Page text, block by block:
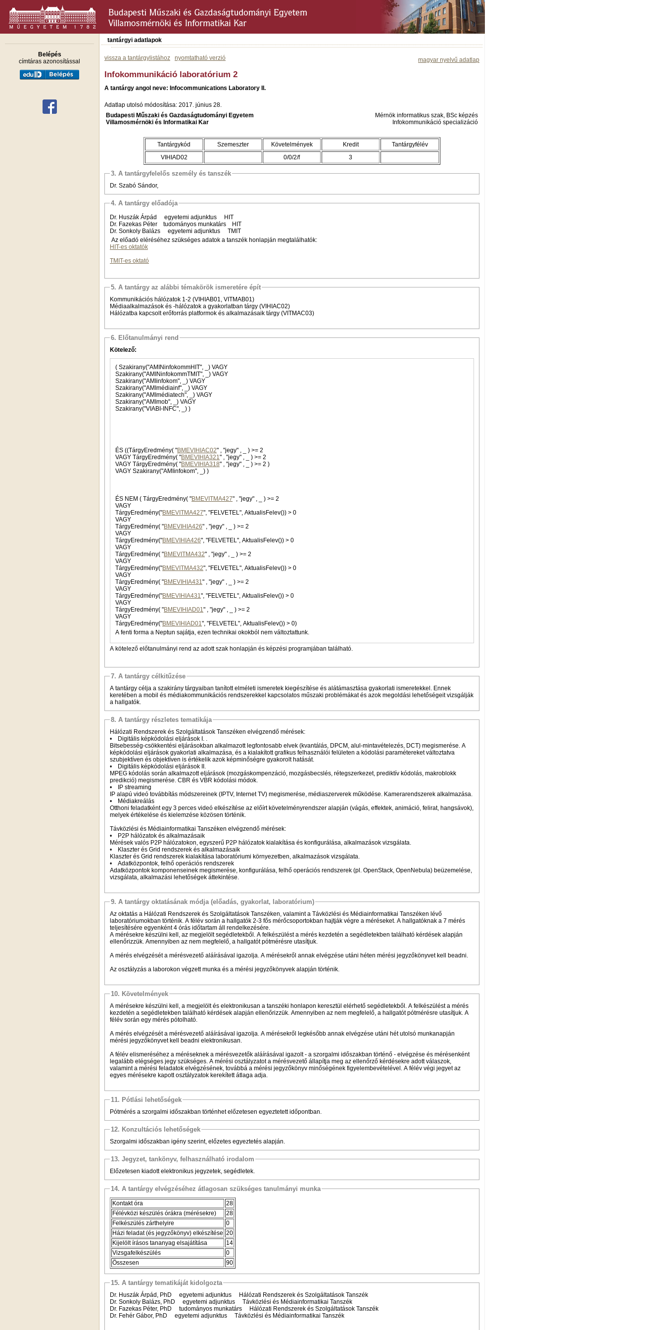
Belépés
címtáras azonosítással
tantárgyi adatlapok
magyar nyelvű adatlap
vissza a tantárgylistához nyomtatható verzió
Infokommunikáció laboratórium 2
A tantárgy angol neve: Infocommunications Laboratory II.
Adatlap utolsó módosítása: 2017. június 28.
Budapesti Műszaki és Gazdaságtudományi Egyetem
Villamosmérnöki és Informatikai Kar
Mérnök informatikus szak, BSc képzés
Infokommunikáció specializáció
Tantárgykód Szemeszter Követelmények Kredit
Tantárgyfélév
VIHIAD02
0/0/2/f 3
3. A tantárgyfelelős személy és tanszék
Dr. Szabó Sándor,
4. A tantárgy előadója
Dr. Huszák Árpád egyetemi adjunktus HIT
Dr. Fazekas Péter tudományos munkatárs HIT
Dr. Sonkoly Balázs egyetemi adjunktus TMIT
Az előadó eléréséhez szükséges adatok a tanszék honlapján megtalálhatók:
HIT-es oktatók
TMIT-es oktató
5. A tantárgy az alábbi témakörök ismeretére épít
Kommunikációs hálózatok 1-2 (VIHIAB01, VITMAB01)
Médiaalkalmazások és -hálózatok a gyakorlatban tárgy (VIHIAC02)
Hálózatba kapcsolt erőforrás platformok és alkalmazásaik tárgy (VITMAC03)
6. Előtanulmányi rend
Kötelező:
( Szakirany("AMINinfokommHIT", _) VAGY
Szakirany("AMINinfokommTMIT", _) VAGY
Szakirany("AMIinfokom", _) VAGY
Szakirany("AMImédiainf", _) VAGY
Szakirany("AMImédiatech", _) VAGY
Szakirany("AMImob", _) VAGY
Szakirany("VIABI-INFC", _) )
ÉS ((TárgyEredmény( "BMEVIHIAC02
" , "jegy" , _ ) >= 2
VAGY TárgyEredmény( "BMEVIHIA321
" , "jegy" , _ ) >= 2
VAGY TárgyEredmény( "BMEVIHIA318
" , "jegy" , _ ) >= 2 )
VAGY Szakirany("AMIinfokom", _) )
ÉS NEM ( TárgyEredmény( "BMEVITMA427
" , "jegy" , _ ) >= 2
VAGY
TárgyEredmény("BMEVITMA427", "FELVETEL", AktualisFelev()) > 0
VAGY
TárgyEredmény( "BMEVIHIA426
" , "jegy" , _ ) >= 2
VAGY
TárgyEredmény("BMEVIHIA426", "FELVETEL", AktualisFelev()) > 0
VAGY
TárgyEredmény( "BMEVITMA432
" , "jegy" , _ ) >= 2
VAGY
TárgyEredmény("BMEVITMA432", "FELVETEL", AktualisFelev()) > 0
VAGY
TárgyEredmény( "BMEVIHIA431
" , "jegy" , _ ) >= 2
VAGY
TárgyEredmény("BMEVIHIA431", "FELVETEL", AktualisFelev()) > 0
VAGY
TárgyEredmény( "BMEVIHIAD01
" , "jegy" , _ ) >= 2
VAGY
TárgyEredmény("BMEVIHIAD01", "FELVETEL", AktualisFelev()) > 0)
A fenti forma a Neptun sajátja, ezen technikai okokból nem változtattunk.
A kötelező előtanulmányi rend az adott szak honlapján és képzési programjában található.
7. A tantárgy célkitűzése
A tantárgy célja a szakirány tárgyaiban tanított elméleti ismeretek kiegészítése és alátámasztása gyakorlati ismeretekkel. Ennek
keretében a mobil és médiakommunikációs rendszerekkel kapcsolatos műszaki problémákat és azok megoldási lehetőségeit vizsgálják
a hallgatók.
8. A tantárgy részletes tematikája
Hálózati Rendszerek és Szolgáltatások Tanszéken elvégzendő mérések:
• Digitális képkódolási eljárások I. .
Bitsebesség-csökkentési eljárásokban alkalmazott legfontosabb elvek (kvantálás, DPCM, alul-mintavételezés, DCT) megismerése. A
képkódolási eljárások gyakorlati alkalmazása, és a kialakított grafikus felhasználói felületen a kódolási paramétereket változtatva
szubjektíven és objektíven is értékelik azok képminőségre gyakorolt hatását.
• Digitális képkódolási eljárások II.
MPEG kódolás során alkalmazott eljárások (mozgáskompenzáció, mozgásbecslés, rétegszerkezet, prediktív kódolás, makroblokk
predikció) megismerése. CBR és VBR kódolási módok.
• IP streaming
IP alapú videó továbbítás módszereinek (IPTV, Internet TV) megismerése, médiaszerverek működése. Kamerarendszerek alkalmazása.
• Médiakreálás
Otthoni feladatként egy 3 perces videó elkészítése az előírt követelményrendszer alapján (vágás, effektek, animáció, felirat, hangsávok),
melyek értékelése és kielemzése közösen történik.
Távközlési és Médiainformatikai Tanszéken elvégzendő mérések:
• P2P hálózatok és alkalmazásaik
Mérések valós P2P hálózatokon, egyszerű P2P hálózatok kialakítása és konfigurálása, alkalmazások vizsgálata.
• Klaszter és Grid rendszerek és alkalmazásaik
Klaszter és Grid rendszerek kialakítása laboratóriumi környezetben, alkalmazások vizsgálata.
• Adatközpontok, felhő operációs rendszerek
Adatközpontok komponenseinek megismerése, konfigurálása, felhő operációs rendszerek (pl. OpenStack, OpenNebula) beüzemelése,
vizsgálata, alkalmazási lehetőségek áttekintése.
9. A tantárgy oktatásának módja (előadás, gyakorlat, laboratórium)
Az oktatás a Hálózati Rendszerek és Szolgáltatások Tanszéken, valamint a Távközlési és Médiainformatikai Tanszéken lévő
laboratóriumokban történik. A félév során a hallgatók 2-3 fős mérőcsoportokban hajtják végre a méréseket. A hallgatóknak a 7 mérés
teljesítésére egyenként 4 órás időtartam áll rendelkezésére.
A mérésekre készülni kell, az megjelölt segédletekből. A felkészülést a mérés kezdetén a segédletekben található kérdések alapján
ellenőrizzük. Amennyiben az nem megfelelő, a hallgatót pótmérésre utasítjuk.
A mérés elvégzését a mérésvezető aláírásával igazolja. A mérésekről annak elvégzése utáni héten mérési jegyzőkönyvet kell beadni.
Az osztályzás a laborokon végzett munka és a mérési jegyzőkönyvek alapján történik.
10. Követelmények
A mérésekre készülni kell, a megjelölt és elektronikusan a tanszéki honlapon keresztül elérhető segédletekből. A felkészülést a mérés
kezdetén a segédletekben található kérdések alapján ellenőrizzük. Amennyiben az nem megfelelő, a hallgatót pótmérésre utasítjuk. A
félév során egy mérés pótolható.
A mérés elvégzését a mérésvezető aláírásával igazolja. A mérésekről legkésőbb annak elvégzése utáni hét utolsó munkanapján
mérési jegyzőkönyvet kell beadni elektronikusan.
A félév elismeréséhez a méréseknek a mérésvezetők aláírásával igazolt - a szorgalmi időszakban történő - elvégzése és mérésenként
legalább elégséges jegy szükséges. A mérési osztályzatot a mérésvezető állapítja meg az ellenőrző kérdésekre adott válaszok,
valamint a mérési feladatok elvégzésének, továbbá a mérési jegyzőkönyv minőségének figyelembevételével. A félév végi jegyet az
egyes mérésekre kapott osztályzatok kerekített átlaga adja.
11. Pótlási lehetőségek
Pótmérés a szorgalmi időszakban történhet előzetesen egyeztetett időpontban.
12. Konzultációs lehetőségek
Szorgalmi időszakban igény szerint, előzetes egyeztetés alapján.
13. Jegyzet, tankönyv, felhasználható irodalom
Előzetesen kiadott elektronikus jegyzetek, segédletek.
14. A tantárgy elvégzéséhez átlagosan szükséges tanulmányi munka
Kontakt óra
28
Félévközi készülés órákra (mérésekre)
28
Felkészülés zárthelyire
0
Házi feladat (és jegyzőkönyv) elkészítése 20
Kijelölt írásos tananyag elsajátítása
14
Vizsgafelkészülés
0
Összesen
90
15. A tantárgy tematikáját kidolgozta
Dr. Huszák Árpád, PhD egyetemi adjunktus Hálózati Rendszerek és Szolgáltatások Tanszék
Dr. Sonkoly Balázs, PhD egyetemi adjunktus Távközlési és Médiainformatikai Tanszék
Dr. Fazekas Péter, PhD tudományos munkatárs Hálózati Rendszerek és Szolgáltatások Tanszék
Dr. Fehér Gábor, PhD egyetemi adjunktus Távközlési és Médiainformatikai Tanszék